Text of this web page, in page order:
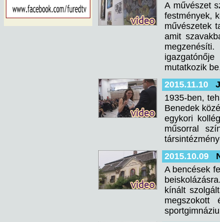
A művészet
festmények,
művészetek
amit
mutatkozik
2015.11.10
1935-ben,
Benedek
egykori
műsorral
2015.10.09
A bencések
kínált